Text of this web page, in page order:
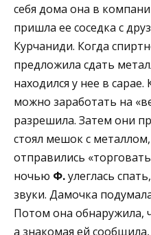
себя дома она в
пришла ее соседка с
Курчаниди. Когда
предложила сдать
находился у нее в
можно заработать на
разрешила. Затем они
стоял мешок с
отправились
ночью Ф.улеглась
звуки. Дамочка
Потом она обнаружила,
а знакомая ей